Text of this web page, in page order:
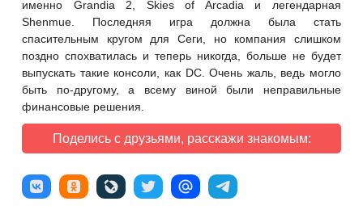
именно Grandia 2, Skies of Arcadia и легендарная
Shenmue. Последняя игра должна была стать
спасительным кругом для Сеги, но компания слишком
поздно спохватилась и теперь никогда, больше не будет
выпускать такие консоли, как DC. Очень жаль, ведь могло
быть по-другому, а всему виной были неправильные
финансовые решения.
Поделись с друзьями, расскажи знакомым: